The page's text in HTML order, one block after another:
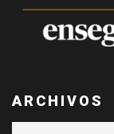
ARCHIVOS